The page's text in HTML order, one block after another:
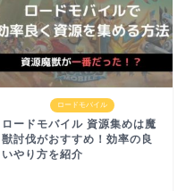
ロードモバイル
ロードモバイル 資源集めは魔
獣討伐がおすすめ！効率の良
いやり方を紹介